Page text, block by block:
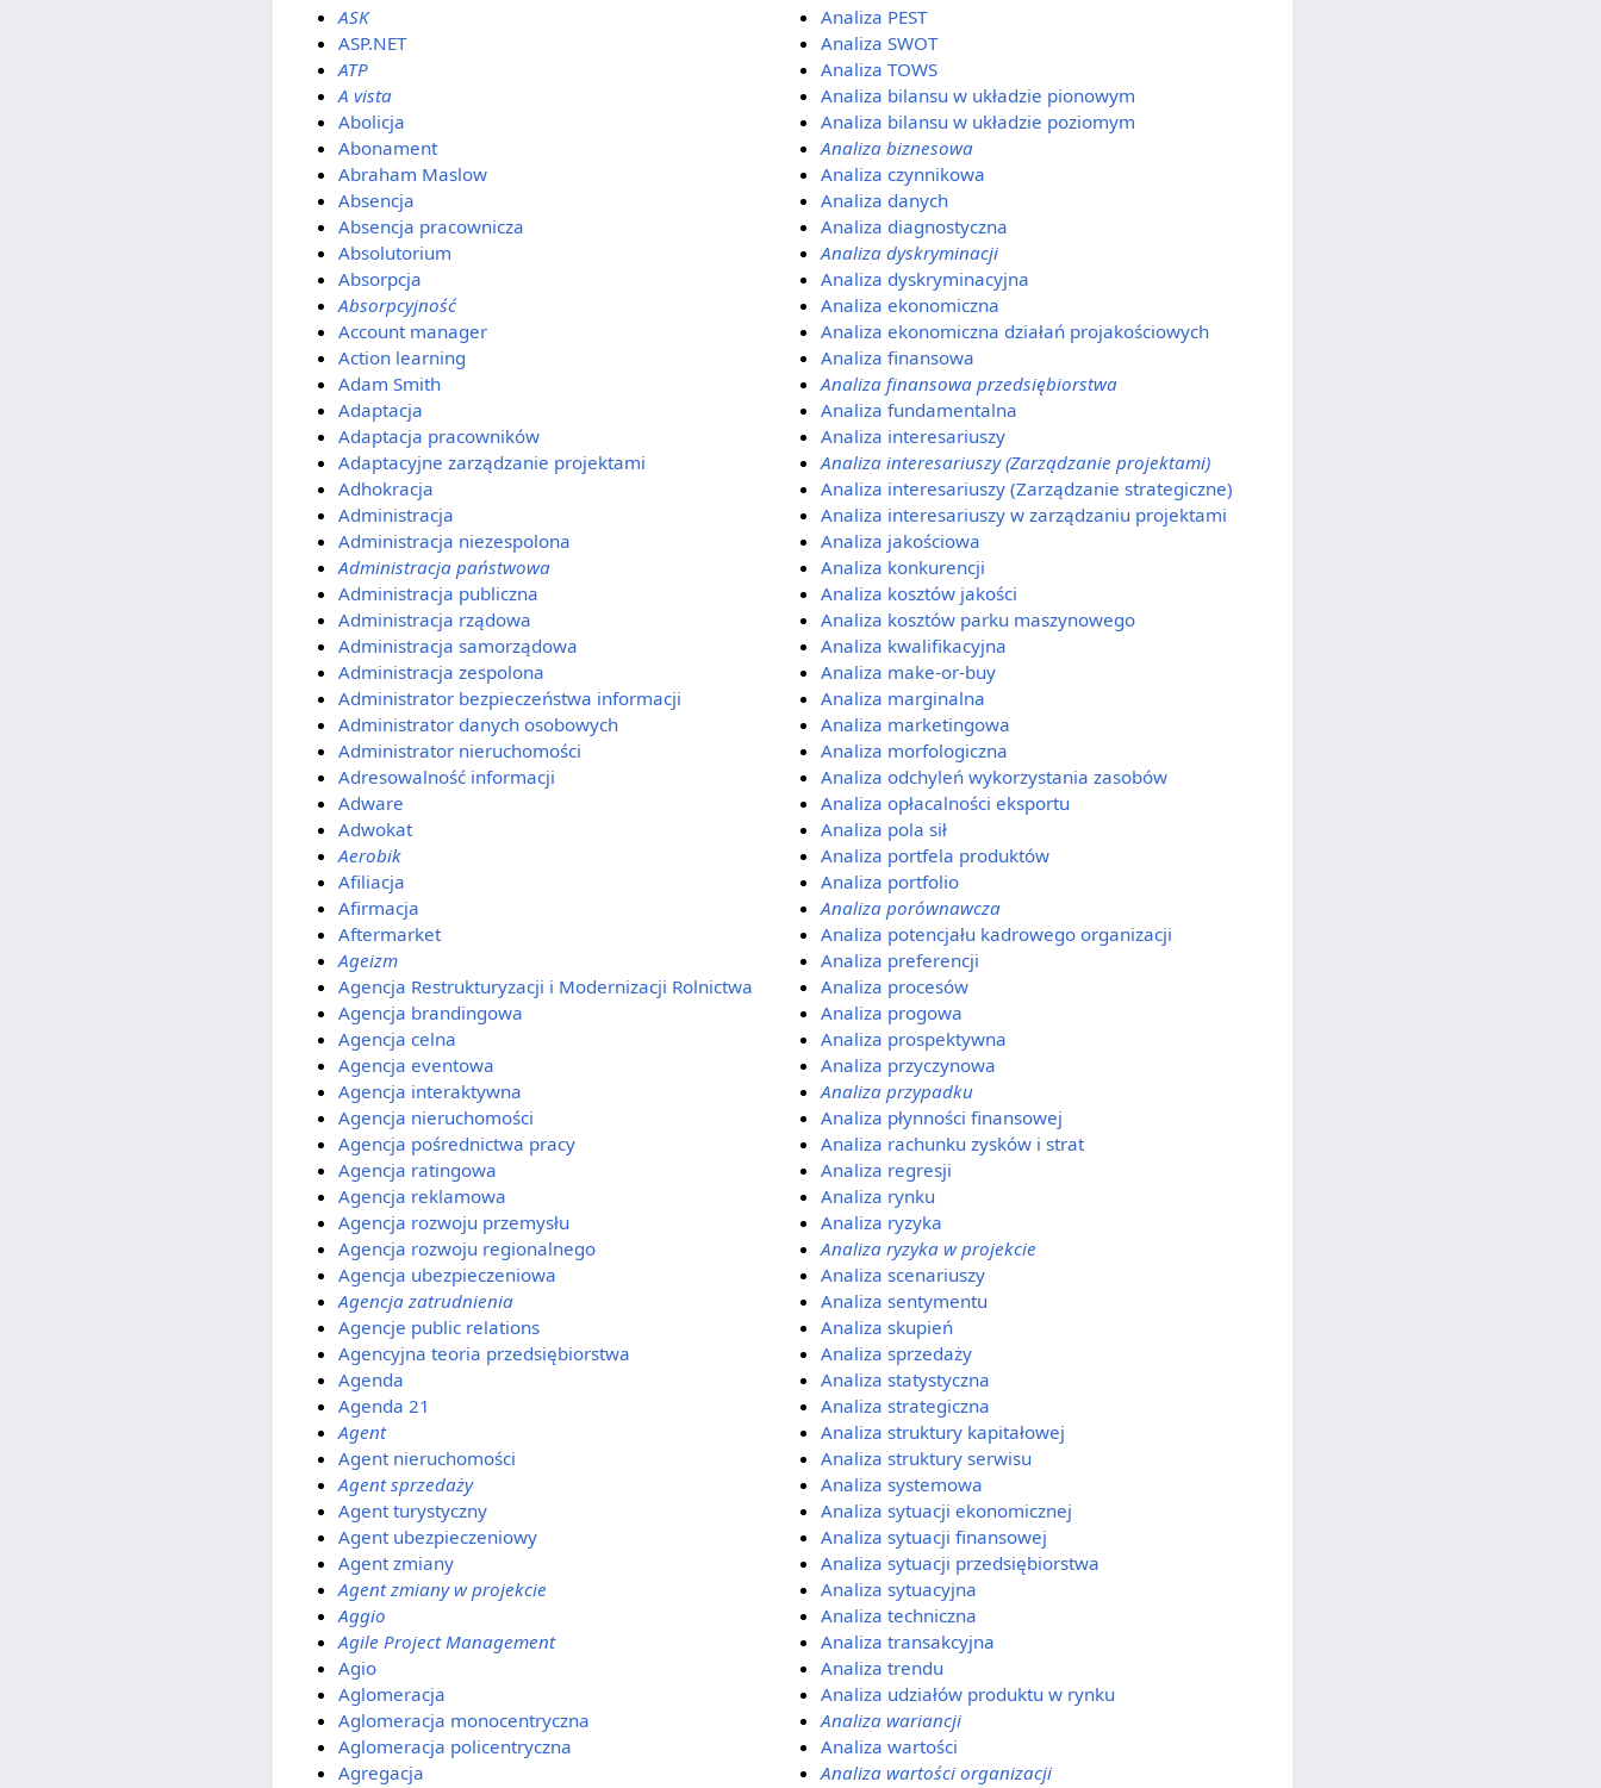
ASK
ASP.NET
ATP
A vista
Abolicja
Abonament
Abraham Maslow
Absencja
Absencja pracownicza
Absolutorium
Absorpcja
Absorpcyjność
Account manager
Action learning
Adam Smith
Adaptacja
Adaptacja pracowników
Adaptacyjne zarządzanie projektami
Adhokracja
Administracja
Administracja niezespolona
Administracja państwowa
Administracja publiczna
Administracja rządowa
Administracja samorządowa
Administracja zespolona
Administrator bezpieczeństwa informacji
Administrator danych osobowych
Administrator nieruchomości
Adresowalność informacji
Adware
Adwokat
Aerobik
Afiliacja
Afirmacja
Aftermarket
Ageizm
Agencja Restrukturyzacji i Modernizacji Rolnictwa
Agencja brandingowa
Agencja celna
Agencja eventowa
Agencja interaktywna
Agencja nieruchomości
Agencja pośrednictwa pracy
Agencja ratingowa
Agencja reklamowa
Agencja rozwoju przemysłu
Agencja rozwoju regionalnego
Agencja ubezpieczeniowa
Agencja zatrudnienia
Agencje public relations
Agencyjna teoria przedsiębiorstwa
Agenda
Agenda 21
Agent
Agent nieruchomości
Agent sprzedaży
Agent turystyczny
Agent ubezpieczeniowy
Agent zmiany
Agent zmiany w projekcie
Aggio
Agile Project Management
Agio
Aglomeracja
Aglomeracja monocentryczna
Aglomeracja policentryczna
Agregacja
Analiza PEST
Analiza SWOT
Analiza TOWS
Analiza bilansu w układzie pionowym
Analiza bilansu w układzie poziomym
Analiza biznesowa
Analiza czynnikowa
Analiza danych
Analiza diagnostyczna
Analiza dyskryminacji
Analiza dyskryminacyjna
Analiza ekonomiczna
Analiza ekonomiczna działań projakościowych
Analiza finansowa
Analiza finansowa przedsiębiorstwa
Analiza fundamentalna
Analiza interesariuszy
Analiza interesariuszy (Zarządzanie projektami)
Analiza interesariuszy (Zarządzanie strategiczne)
Analiza interesariuszy w zarządzaniu projektami
Analiza jakościowa
Analiza konkurencji
Analiza kosztów jakości
Analiza kosztów parku maszynowego
Analiza kwalifikacyjna
Analiza make-or-buy
Analiza marginalna
Analiza marketingowa
Analiza morfologiczna
Analiza odchyleń wykorzystania zasobów
Analiza opłacalności eksportu
Analiza pola sił
Analiza portfela produktów
Analiza portfolio
Analiza porównawcza
Analiza potencjału kadrowego organizacji
Analiza preferencji
Analiza procesów
Analiza progowa
Analiza prospektywna
Analiza przyczynowa
Analiza przypadku
Analiza płynności finansowej
Analiza rachunku zysków i strat
Analiza regresji
Analiza rynku
Analiza ryzyka
Analiza ryzyka w projekcie
Analiza scenariuszy
Analiza sentymentu
Analiza skupień
Analiza sprzedaży
Analiza statystyczna
Analiza strategiczna
Analiza struktury kapitałowej
Analiza struktury serwisu
Analiza systemowa
Analiza sytuacji ekonomicznej
Analiza sytuacji finansowej
Analiza sytuacji przedsiębiorstwa
Analiza sytuacyjna
Analiza techniczna
Analiza transakcyjna
Analiza trendu
Analiza udziałów produktu w rynku
Analiza wariancji
Analiza wartości
Analiza wartości organizacji